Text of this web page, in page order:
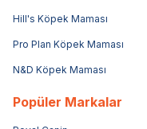
Hill's Köpek Maması
Pro Plan Köpek Maması
N&D Köpek Maması
Popüler Markalar